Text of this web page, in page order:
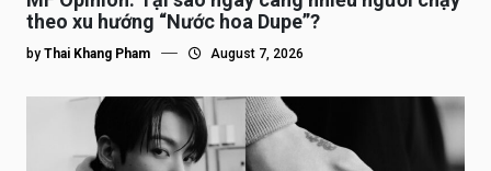
theo xu hướng “Nước hoa Dupe”?
by Thai Khang Pham August 7, 2026